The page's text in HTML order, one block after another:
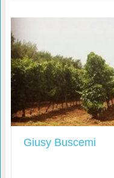
Giusy Buscemi